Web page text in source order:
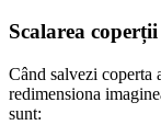
Scalarea
Când salvezi
redimensiona
sunt: